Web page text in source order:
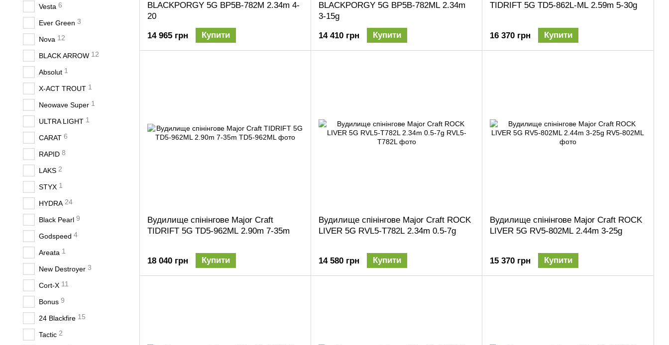
BLACKPORGY 5G BP5B-782M 2.34m 4-
20
14 965 грн Купити
BLACKPORGY 5G BP5B-782ML 2.34m
3-15g
14 410 грн Купити
TIDRIFT 5G TD5-862L-ML 2.59m 5-30g
16 370 грн Купити
Вудилище спінінгове Major Craft
TIDRIFT 5G TD5-962ML 2.90m 7-35m
18 040 грн Купити
Вудилище спінінгове Major Craft ROCK
LIVER 5G RVL5-T782L 2.34m 0.5-7g
14 580 грн Купити
Вудилище спінінгове Major Craft ROCK
LIVER 5G RV5-802ML 2.44m 3-25g
15 370 грн Купити
Vesta 6
Ever Green 3
Nova 12
BLACK ARROW 12
Absolut 1
X-ACT TROUT 1
Neowave Super 1
ULTRA LIGHT 1
CARAT 6
RAPID 8
LAKS 2
STYX 1
HYDRA 24
Black Pearl 9
Godspeed 4
Areata 1
New Destroyer 3
Cort-X 11
Bonus 9
24 Blackfire 15
Tactic 2